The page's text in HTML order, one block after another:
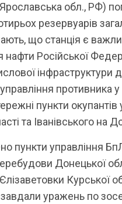
обл., РФ)
резервуарів
що станція є
Російської
противника
пункти
та Іванівського на
пункти управління
Донецької
Курської
завдали уражень по